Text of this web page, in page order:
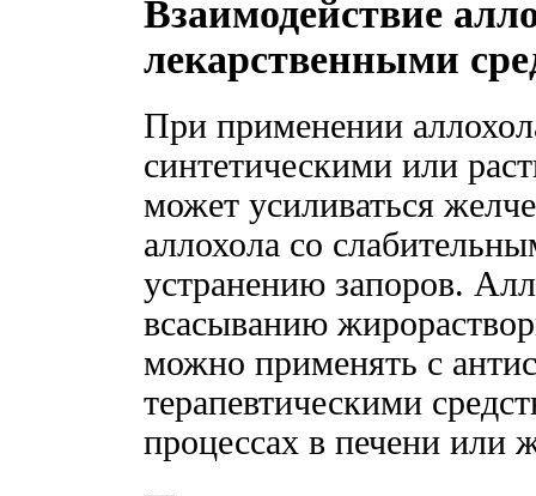
Взаимодействие
лекарственными
При применении
синтетическими или
может усиливаться
аллохола со
устранению запоров.
всасыванию
можно применять с
терапевтическими
процессах в печени или